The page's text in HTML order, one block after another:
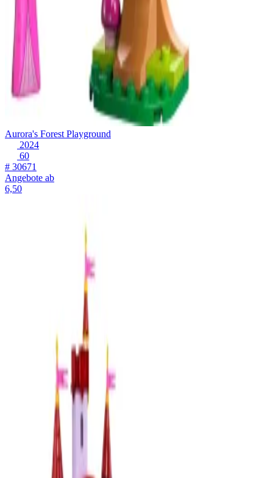
Aurora's Forest Playground
2024
60
# 30671
Angebote ab
6,50